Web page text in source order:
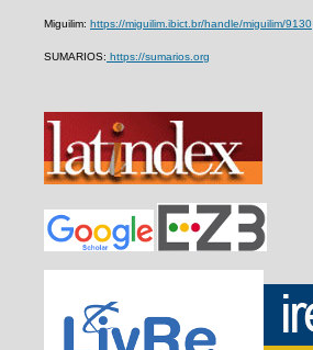
Miguilim: https://miguilim.ibict.br/handle/miguilim/9130
SUMARIOS: https://sumarios.org